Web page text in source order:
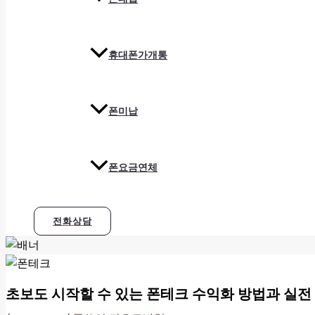
휴대폰가개통
폰미납
폰요금연체
전화상담
초보도 시작할 수 있는 폰테크 수익화 방법과 실전